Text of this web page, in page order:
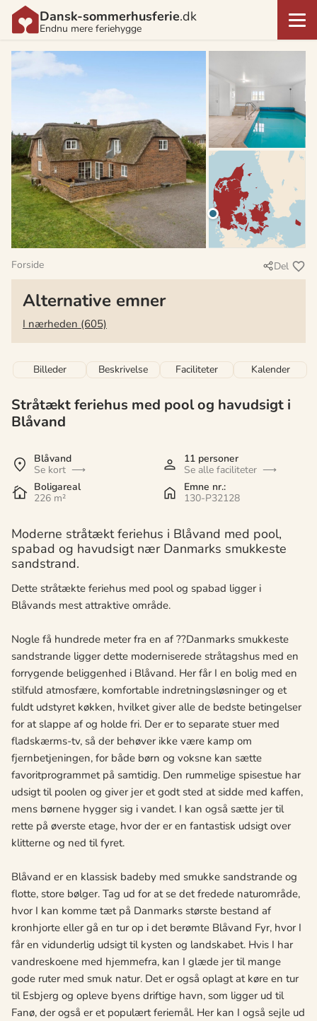
Dansk-sommerhusferie.dk
Endnu mere feriehygge
Forside Del
Alternative emner
I nærheden (605)
Billeder Beskrivelse Faciliteter Kalender
Stråtækt feriehus med pool og havudsigt i
Blåvand
Blåvand
Se kort
11 personer
Se alle faciliteter
Boligareal
226 m²
Emne nr.:
130-P32128
Moderne stråtækt feriehus i Blåvand med pool,
spabad og havudsigt nær Danmarks smukkeste
sandstrand.
Dette stråtækte feriehus med pool og spabad ligger i
Blåvands mest attraktive område.
Nogle få hundrede meter fra en af ??Danmarks smukkeste
sandstrande ligger dette moderniserede stråtagshus med en
forrygende beliggenhed i Blåvand. Her får I en bolig med en
stilfuld atmosfære, komfortable indretningsløsninger og et
fuldt udstyret køkken, hvilket giver alle de bedste betingelser
for at slappe af og holde fri. Der er to separate stuer med
fladskærms-tv, så der behøver ikke være kamp om
fjernbetjeningen, for både børn og voksne kan sætte
favoritprogrammet på samtidig. Den rummelige spisestue har
udsigt til poolen og giver jer et godt sted at sidde med kaffen,
mens børnene hygger sig i vandet. I kan også sætte jer til
rette på øverste etage, hvor der er en fantastisk udsigt over
klitterne og ned til fyret.
Blåvand er en klassisk badeby med smukke sandstrande og
flotte, store bølger. Tag ud for at se det fredede naturområde,
hvor I kan komme tæt på Danmarks største bestand af
kronhjorte eller gå en tur op i det berømte Blåvand Fyr, hvor I
får en vidunderlig udsigt til kysten og landskabet. Hvis I har
vandreskoene med hjemmefra, kan I glæde jer til mange
gode ruter med smuk natur. Det er også oplagt at køre en tur
til Esbjerg og opleve byens driftige havn, som ligger ud til
Fanø, der også er et populært feriemål. Her kan I også sejle ud